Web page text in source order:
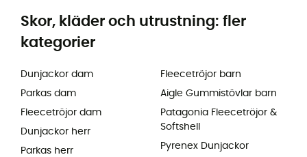
Skor, kläder och utrustning: fler
kategorier
Dunjackor dam
Parkas dam
Fleecetröjor dam
Dunjackor herr
Parkas herr
Fleecetröjor barn
Aigle Gummistövlar barn
Patagonia Fleecetröjor &
Softshell
Pyrenex Dunjackor